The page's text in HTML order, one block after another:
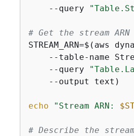
    --query
# Get the stream ARN
STREAM_ARN=$(aws
--table-name
    --query
    --output text)
echo "Stream ARN:
# Describe the